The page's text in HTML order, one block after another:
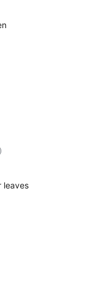
total
de
)
leaves